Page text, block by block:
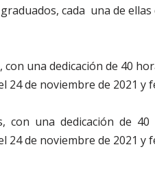
cada una de
con una dedicación de 40
24 de noviembre de 2021 y
con una dedicación de
24 de noviembre de 2021 y